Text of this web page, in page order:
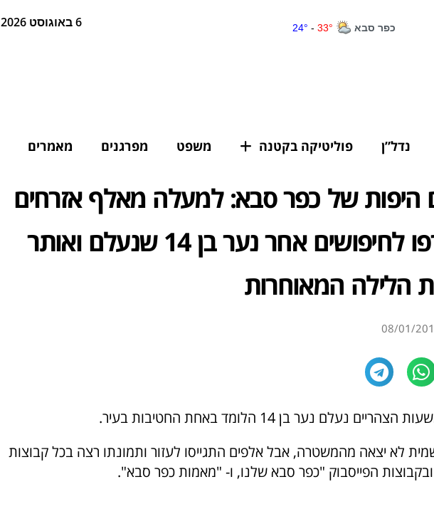
6 באוגוסט 2026 5:13
נדל”ן פוליטיקה בקטנה משפט מפרגנים מאמרים
היפות של כפר סבא: למעלה מאלף אזרחים
הצטרפו לחיפושים אחר נער בן 14 שנעלם ואותר
הלילה המאוחרות
08/01/
נעלם נער בן 14 הלומד באחת החטיבות בעיר.
לא יצאה מהמשטרה, אבל אלפים התגייסו לעזור ותמונתו רצה בכל קבוצות
הפייסבוק "כפר סבא שלנו, ו- "מאמות כפר סבא".